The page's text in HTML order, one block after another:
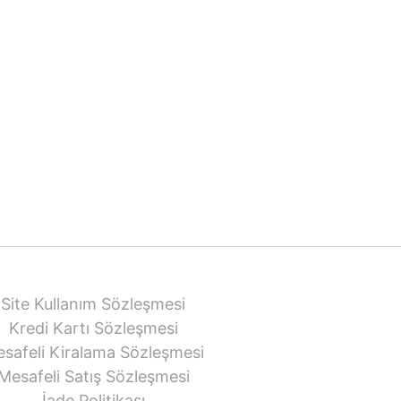
Site Kullanım Sözleşmesi
Kredi Kartı Sözleşmesi
Kiralama Sözleşmesi
Satış Sözleşmesi